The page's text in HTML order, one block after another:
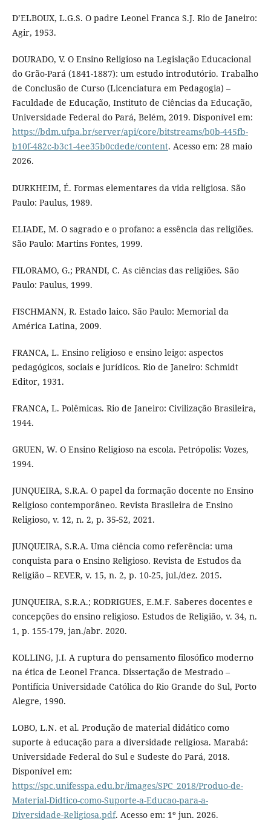
D’ELBOUX, L.G.S. O padre Leonel Franca S.J. Rio de Janeiro:
Agir, 1953.
DOURADO, V. O Ensino Religioso na Legislação Educacional
do Grão-Pará (1841-1887): um estudo introdutório. Trabalho
de Conclusão de Curso (Licenciatura em Pedagogia) –
Faculdade de Educação, Instituto de Ciências da Educação,
Universidade Federal do Pará, Belém, 2019. Disponível em:
https://bdm.ufpa.br/server/api/core/bitstreams/b0b-445fb-
b10f-482c-b3c1-4ee35b0cdede/content. Acesso em: 28 maio
2026.
DURKHEIM, É. Formas elementares da vida religiosa. São
Paulo: Paulus, 1989.
ELIADE, M. O sagrado e o profano: a essência das religiões.
São Paulo: Martins Fontes, 1999.
FILORAMO, G.; PRANDI, C. As ciências das religiões. São
Paulo: Paulus, 1999.
FISCHMANN, R. Estado laico. São Paulo: Memorial da
América Latina, 2009.
FRANCA, L. Ensino religioso e ensino leigo: aspectos
pedagógicos, sociais e jurídicos. Rio de Janeiro: Schmidt
Editor, 1931.
FRANCA, L. Polêmicas. Rio de Janeiro: Civilização Brasileira,
1944.
GRUEN, W. O Ensino Religioso na escola. Petrópolis: Vozes,
1994.
JUNQUEIRA, S.R.A. O papel da formação docente no Ensino
Religioso contemporâneo. Revista Brasileira de Ensino
Religioso, v. 12, n. 2, p. 35-52, 2021.
JUNQUEIRA, S.R.A. Uma ciência como referência: uma
conquista para o Ensino Religioso. Revista de Estudos da
Religião – REVER, v. 15, n. 2, p. 10-25, jul./dez. 2015.
JUNQUEIRA, S.R.A.; RODRIGUES, E.M.F. Saberes docentes e
concepções do ensino religioso. Estudos de Religião, v. 34, n.
1, p. 155-179, jan./abr. 2020.
KOLLING, J.I. A ruptura do pensamento filosófico moderno
na ética de Leonel Franca. Dissertação de Mestrado –
Pontifícia Universidade Católica do Rio Grande do Sul, Porto
Alegre, 1990.
LOBO, L.N. et al. Produção de material didático como
suporte à educação para a diversidade religiosa. Marabá:
Universidade Federal do Sul e Sudeste do Pará, 2018.
Disponível em:
https://spc.unifesspa.edu.br/images/SPC_2018/Produo-de-
Material-Didtico-como-Suporte-a-Educao-para-a-
Diversidade-Religiosa.pdf. Acesso em: 1º jun. 2026.